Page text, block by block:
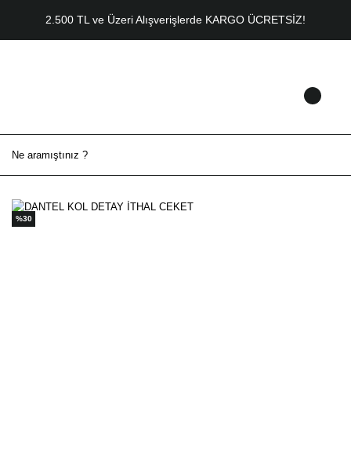
2.500 TL ve Üzeri Alışverişlerde KARGO ÜCRETSİZ!
%30